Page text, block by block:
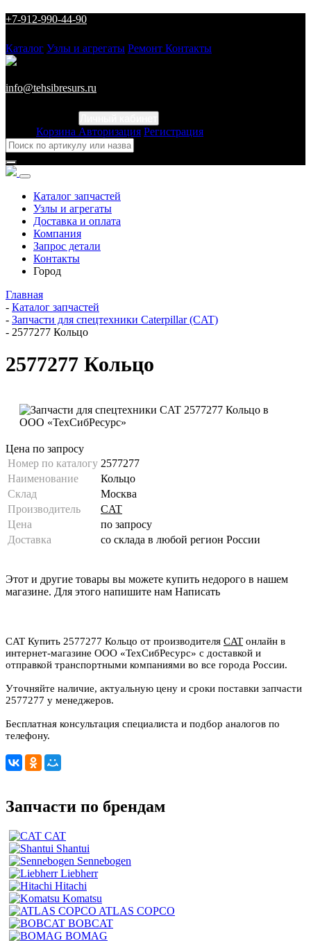
+7-912-990-44-90
Каталог Узлы и агрегаты Ремонт Контакты
info@tehsibresurs.ru
Корзина Авторизация Регистрация
Каталог запчастей
Узлы и агрегаты
Доставка и оплата
Компания
Запрос детали
Контакты
Город
Главная
- Каталог запчастей
- Запчасти для спецтехники Caterpillar (CAT)
- 2577277 Кольцо
2577277 Кольцо
Цена по запросу
Номер по каталогу 2577277
Наименование
Кольцо
Склад
Москва
Производитель
CAT
Цена
по запросу
Доставка
со склада в любой регион России
Этот и другие товары вы можете купить недорого в нашем
магазине. Для этого напишите нам Написать
CAT Купить 2577277 Кольцо от производителя CAT онлайн в
интернет-магазине ООО «ТехСибРесурс» с доставкой и
отправкой транспортными компаниями во все города России.
Уточняйте наличие, актуальную цену и сроки поставки запчасти
2577277 у менеджеров.
Бесплатная консультация специалиста и подбор аналогов по
телефону.
Запчасти по брендам
CAT
Shantui
Sennebogen
Liebherr
Hitachi
Komatsu
ATLAS COPCO
BOBCAT
BOMAG